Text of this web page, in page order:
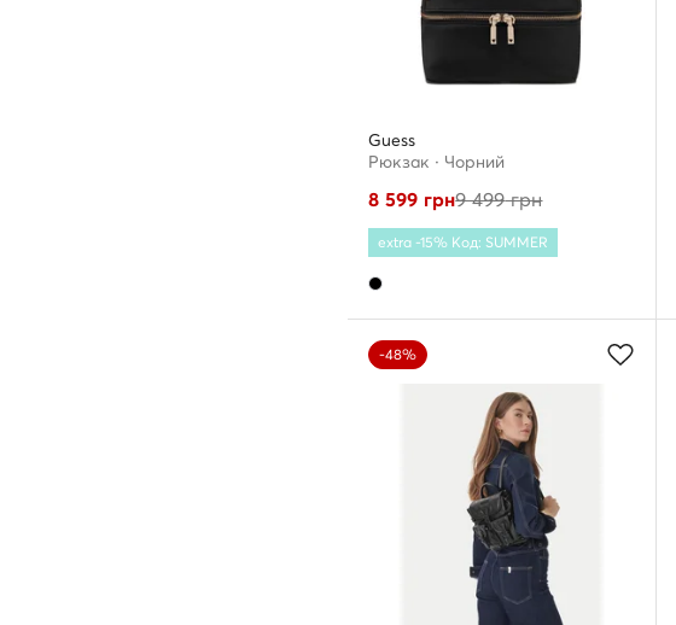
Guess
Рюкзак · Чорний
8 599 грн9 499грн
extra -15% Код: SUMMER
-48%